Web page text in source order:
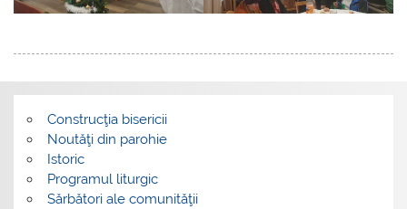
Construcţia bisericii
Noutăţi din parohie
Istoric
Programul liturgic
Sărbători ale comunităţii